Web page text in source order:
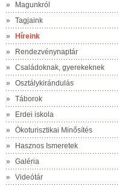
»
Magunkról
»
Tagjaink
»
Híreink
»
Rendezvénynaptár
»
Családoknak, gyerekeknek
»
Osztálykirándulás
»
Táborok
»
Erdei iskola
»
Ökoturisztikai Minősítés
»
Hasznos Ismeretek
»
Galéria
»
Videótár